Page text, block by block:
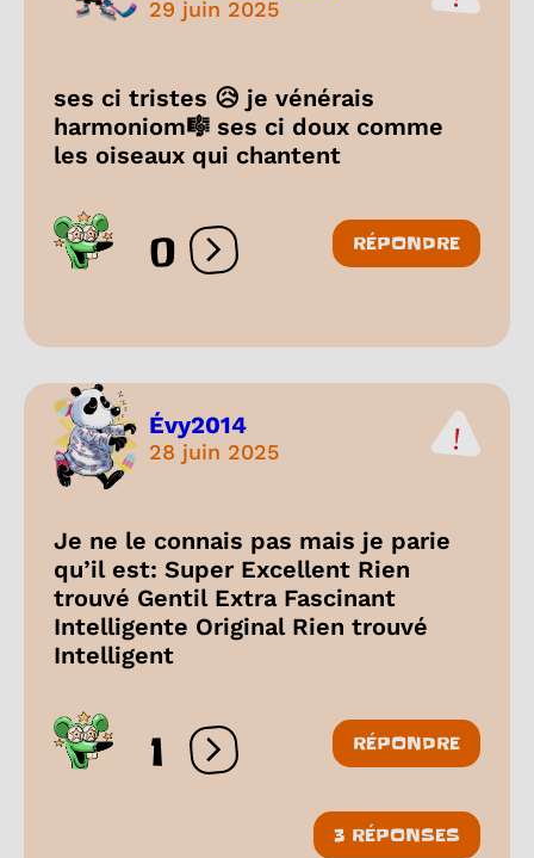
29 juin 2025
ses ci tristes 😥 je vénérais
harmoniom🎼 ses ci doux comme
les oiseaux qui chantent
0 Ouvrir les réactions
RÉPONDRE
Évy2014
28 juin 2025
Je ne le connais pas mais je parie
qu’il est: Super Excellent Rien
trouvé Gentil Extra Fascinant
Intelligente Original Rien trouvé
Intelligent
1 Ouvrir les réactions
RÉPONDRE
3 RÉPONSES